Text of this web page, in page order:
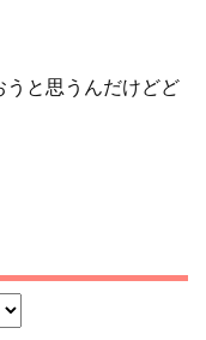
うと思うんだけどど